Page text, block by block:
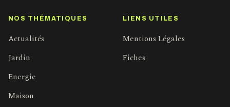
NOS THÉMATIQUES
Actualités
Jardin
Energie
Maison
LIENS UTILES
Mentions Légales
Fiches